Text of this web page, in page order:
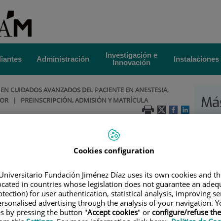
Administración
Investigación e
Innovación
Instalaciones
CUIDADOS AVANZADOS DEL PACIENTE EN ANESTESIA,
| PREINSCRIPCIÓN, ADMISIÓN Y MATRÍCULA
y matrícula
es un requisito de acceso estar en posesión del
en Enfermería.
de un curriculum relacionado con actividades
consultas del dolor, consultas de preanestesia/
Cookies configuration
Fundación Jiménez Díaz uses its own cookies and
in countries whose legislation does not guarantee an
for user authentication, statistical analysis, improving
advertising through the analysis of your navigation.
by pressing the button "Accept cookies" or configure/refuse